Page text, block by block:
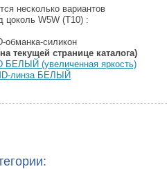
несколько вариантов
цоколь W5W (T10) :
обманка-силикон
текущей странице каталога)
БЕЛЫЙ (увеличенная яркость)
линза БЕЛЫЙ